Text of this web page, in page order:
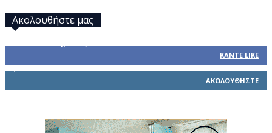
Ακολουθήστε μας
ΚΆΝΤΕ LIKE
ΑΚΟΛΟΥΘΉΣΤΕ